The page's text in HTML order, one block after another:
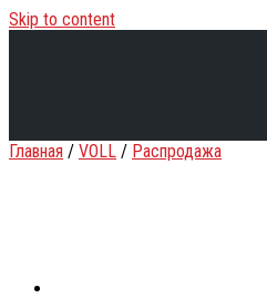
Skip to content
Главная / VOLL / Распродажа